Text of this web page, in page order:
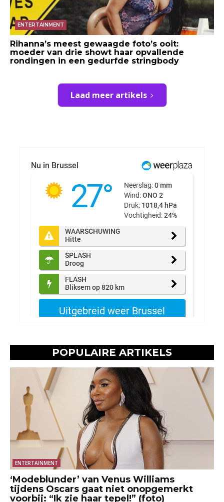
ENTERTAINMENT
Rihanna’s meest gewaagde foto’s ooit:
moeder van drie showt haar opvallende
rondingen in een gedurfde stringbody
Laad meer artikels
POPULAIRE ARTIKELS
ENTERTAINMENT
‘Modeblunder’ van Venus Williams
tijdens Oscars gaat niet onopgemerkt
voorbij: “Ik zie haar tepel!” (foto)